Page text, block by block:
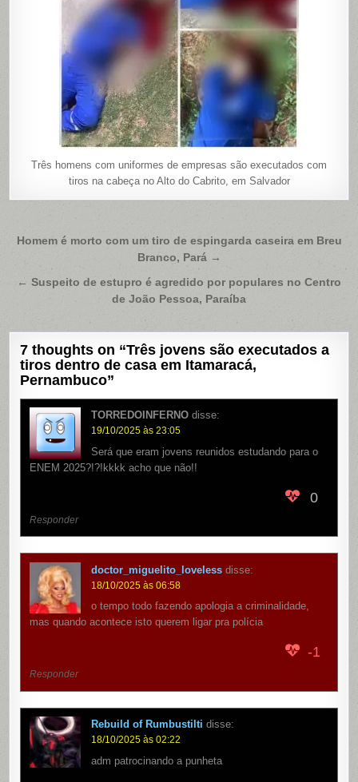
Três homens com uniformes de empresas são executados com
tiros na cabeça no Alto do Cabrito, em Salvador
Navegação
Post
Homem é morto com um tiro de espingarda caseira em Breu
Branco, Pará →
← Suspeito de estupro é agredido por populares no Centro
de João Pessoa, Paraíba
7 thoughts on “Três jovens são executados a
tiros dentro de casa em Itamaracá,
Pernambuco”
TORREDOINFERNO disse:
19/10/2025 às 23:05
Será que eram jovens reunidos estudando para o
ENEM 2025?!?!kkkk acho que não!!
0
Responder
doctor_miguelito_loveless disse:
18/10/2025 às 06:58
o tempo todo fazendo apologia a criminalidade,
mas quando acontece isto querem ligar pra polícia
-1
Responder
Rebuild of Rumbustilti disse:
18/10/2025 às 02:22
adm patrocinando a punheta